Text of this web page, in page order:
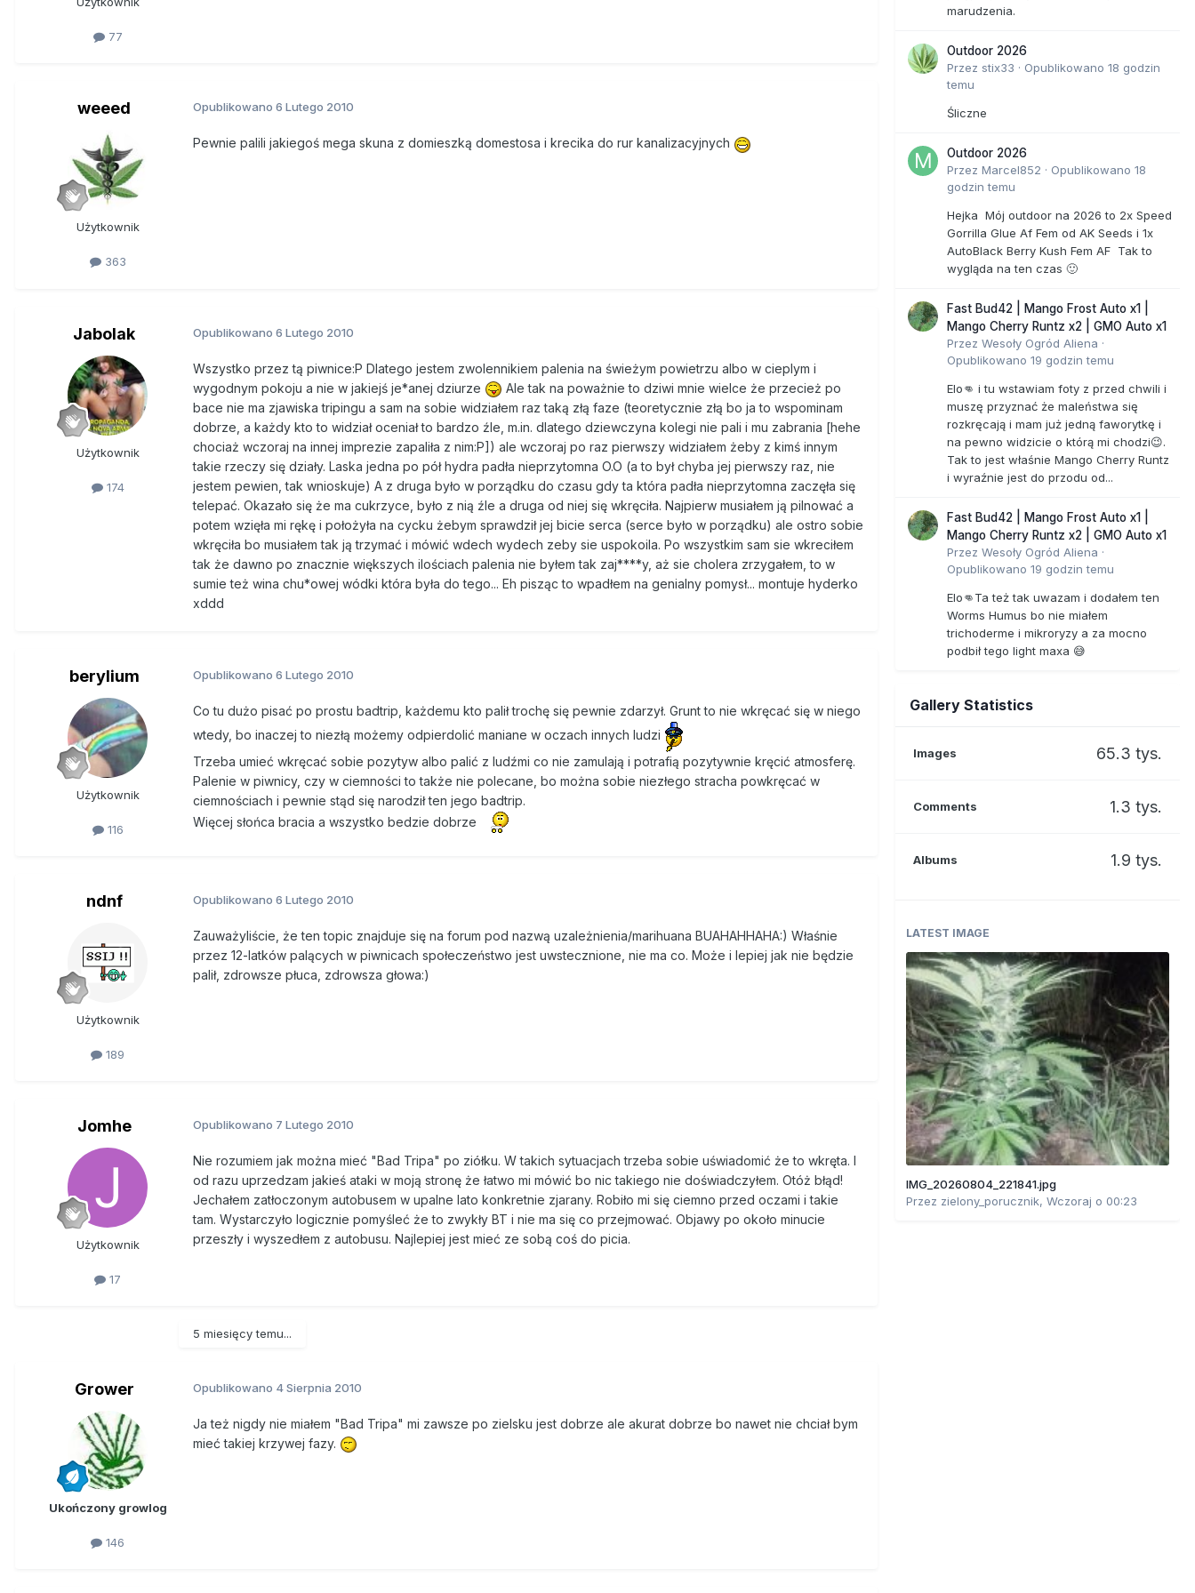
77
weeed
Użytkownik
363
Opublikowano 6 Lutego 2010
Pewnie palili jakiegoś mega skuna z domieszką domestosa i krecika do rur kanalizacyjnych
Jabolak
Użytkownik
174
Opublikowano 6 Lutego 2010
Wszystko przez tą piwnice:P Dlatego jestem zwolennikiem palenia na świeżym powietrzu albo w cieplym i
wygodnym pokoju a nie w jakiejś je*anej dziurze
Ale tak na poważnie to dziwi mnie wielce że przecież po
bace nie ma zjawiska tripingu a sam na sobie widziałem raz taką złą faze (teoretycznie złą bo ja to wspominam
dobrze, a każdy kto to widział oceniał to bardzo źle, m.in. dlatego dziewczyna kolegi nie pali i mu zabrania [hehe
chociaż wczoraj na innej imprezie zapaliła z nim:P]) ale wczoraj po raz pierwszy widziałem żeby z kimś innym
takie rzeczy się działy. Laska jedna po pół hydra padła nieprzytomna O.O (a to był chyba jej pierwszy raz, nie
jestem pewien, tak wnioskuje) A z druga było w porządku do czasu gdy ta która padła nieprzytomna zaczęła się
telepać. Okazało się że ma cukrzyce, było z nią źle a druga od niej się wkręciła. Najpierw musiałem ją pilnować a
potem wzięła mi rękę i położyła na cycku żebym sprawdził jej bicie serca (serce było w porządku) ale ostro sobie
wkręciła bo musiałem tak ją trzymać i mówić wdech wydech zeby sie uspokoila. Po wszystkim sam sie wkreciłem
tak że dawno po znacznie większych ilościach palenia nie byłem tak zaj****y, aż sie cholera zrzygałem, to w
sumie też wina chu*owej wódki która była do tego... Eh pisząc to wpadłem na genialny pomysł... montuje hyderko
xddd
berylium
Użytkownik
116
Opublikowano 6 Lutego 2010
Co tu dużo pisać po prostu badtrip, każdemu kto palił trochę się pewnie zdarzył. Grunt to nie wkręcać się w niego
wtedy, bo inaczej to niezłą możemy odpierdolić maniane w oczach innych ludzi
Trzeba umieć wkręcać sobie pozytyw albo palić z ludźmi co nie zamulają i potrafią pozytywnie kręcić atmosferę.
Palenie w piwnicy, czy w ciemności to także nie polecane, bo można sobie niezłego stracha powkręcać w
ciemnościach i pewnie stąd się narodził ten jego badtrip.
Więcej słońca bracia a wszystko bedzie dobrze
ndnf
Użytkownik
189
Opublikowano 6 Lutego 2010
Zauważyliście, że ten topic znajduje się na forum pod nazwą uzależnienia/marihuana BUAHAHHAHA:) Właśnie
przez 12-latków palących w piwnicach społeczeństwo jest uwstecznione, nie ma co. Może i lepiej jak nie będzie
palił, zdrowsze płuca, zdrowsza głowa:)
Jomhe
Użytkownik
17
Opublikowano 7 Lutego 2010
Nie rozumiem jak można mieć "Bad Tripa" po ziółku. W takich sytuacjach trzeba sobie uświadomić że to wkręta. I
od razu uprzedzam jakieś ataki w moją stronę że łatwo mi mówić bo nic takiego nie doświadczyłem. Otóż błąd!
Jechałem zatłoczonym autobusem w upalne lato konkretnie zjarany. Robiło mi się ciemno przed oczami i takie
tam. Wystarczyło logicznie pomyśleć że to zwykły BT i nie ma się co przejmować. Objawy po około minucie
przeszły i wyszedłem z autobusu. Najlepiej jest mieć ze sobą coś do picia.
5 miesięcy temu...
Grower
Ukończony growlog
146
Opublikowano 4 Sierpnia 2010
Ja też nigdy nie miałem "Bad Tripa" mi zawsze po zielsku jest dobrze ale akurat dobrze bo nawet nie chciał bym
mieć takiej krzywej fazy.
marudzenia.
Outdoor 2026
Przez stix33 · Opublikowano 18 godzin
temu
Śliczne
Outdoor 2026
Przez Marcel852 · Opublikowano 18
godzin temu
Hejka Mój outdoor na 2026 to 2x Speed
Gorrilla Glue Af Fem od AK Seeds i 1x
AutoBlack Berry Kush Fem AF Tak to
wygląda na ten czas 🙂
Fast Bud42 | Mango Frost Auto x1 |
Mango Cherry Runtz x2 | GMO Auto x1
Przez Wesoły Ogród Aliena ·
Opublikowano 19 godzin temu
Elo👊 i tu wstawiam foty z przed chwili i
muszę przyznać że maleństwa się
rozkręcają i mam już jedną faworytkę i
na pewno widzicie o którą mi chodzi😉.
Tak to jest właśnie Mango Cherry Runtz
i wyraźnie jest do przodu od...
Fast Bud42 | Mango Frost Auto x1 |
Mango Cherry Runtz x2 | GMO Auto x1
Przez Wesoły Ogród Aliena ·
Opublikowano 19 godzin temu
Elo👊Ta też tak uwazam i dodałem ten
Worms Humus bo nie miałem
trichoderme i mikroryzy a za mocno
podbił tego light maxa 😅
Gallery Statistics
Images 65.3 tys.
Comments 1.3 tys.
Albums 1.9 tys.
LATEST IMAGE
IMG_20260804_221841.jpg
Przez zielony_porucznik, Wczoraj o 00:23